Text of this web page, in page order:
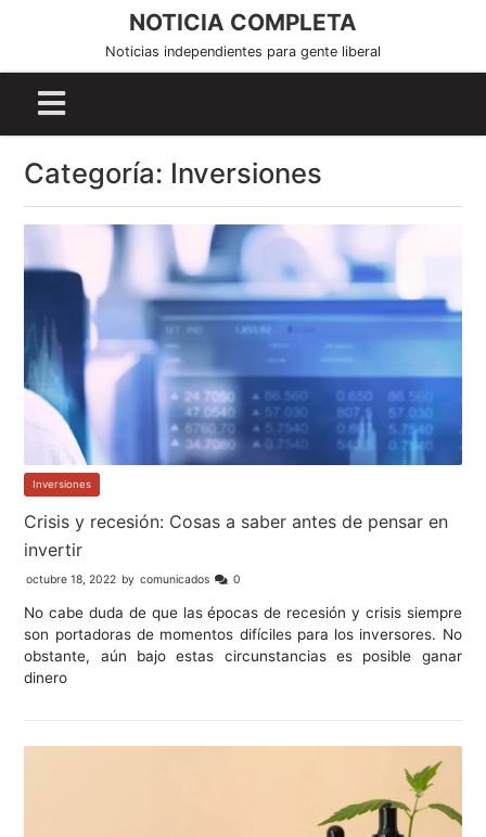
o
NOTICIA COMPLETA
Noticias independientes para gente liberal
Categoría: Inversiones
Inversiones
Crisis y recesión: Cosas a saber antes de pensar en
invertir
octubre 18, 2022 by comunicados 0
No cabe duda de que las épocas de recesión y crisis siempre
son portadoras de momentos difíciles para los inversores. No
obstante, aún bajo estas circunstancias es posible ganar
dinero